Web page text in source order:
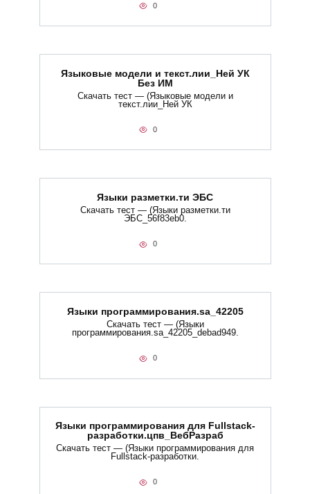
0
Языковые модели и текст.лии_Ней УК
Без ИМ
Скачать тест — (Языковые модели и
текст.лии_Ней УК
0
Языки разметки.ти​ ЭБС
Скачать тест — (Языки разметки.ти​
ЭБС_56f83eb0.
0
Языки программирования.sa_42205
Скачать тест — (Языки
программирования.sa_42205_debad949.
0
Языки программирования для Fullstack-
разработки.цпв_ВебРазраб
Скачать тест — (Языки программирования для
Fullstack-разработки.
0